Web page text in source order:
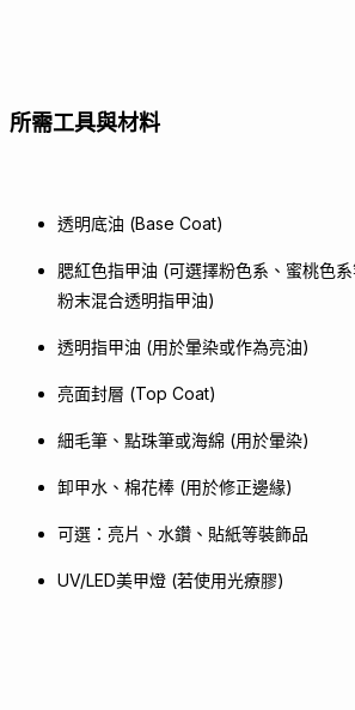
所需工具與材料
透明底油 (Base Coat)
腮紅色指甲油 (可選擇粉色系、蜜桃色
粉末混合透明指甲油)
透明指甲油 (用於暈染或作為亮油)
亮面封層 (Top Coat)
細毛筆、點珠筆或海綿 (用於暈染)
卸甲水、棉花棒 (用於修正邊緣)
可選：亮片、水鑽、貼紙等裝飾品
UV/LED美甲燈 (若使用光療膠)